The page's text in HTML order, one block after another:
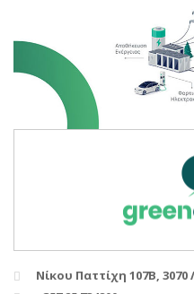
Νίκου Παττίχη 107Β,